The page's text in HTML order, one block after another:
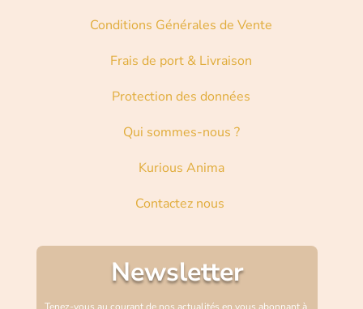
Conditions Générales de Vente
Frais de port & Livraison
Protection des données
Qui sommes-nous ?
Kurious Anima
Contactez nous
Newsletter